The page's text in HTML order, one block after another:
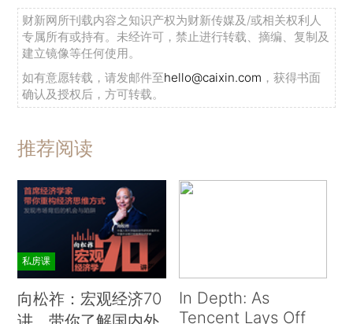
财新网所刊载内容之知识产权为财新传媒及/或相关权利人
专属所有或持有。未经许可，禁止进行转载、摘编、复制及
建立镜像等任何使用。
如有意愿转载，请发邮件至hello@caixin.com ，获得书面
确认及授权后，方可转载。
推荐阅读
私房课
向松祚：宏观经济70
In Depth: As
Tencent Lays Off